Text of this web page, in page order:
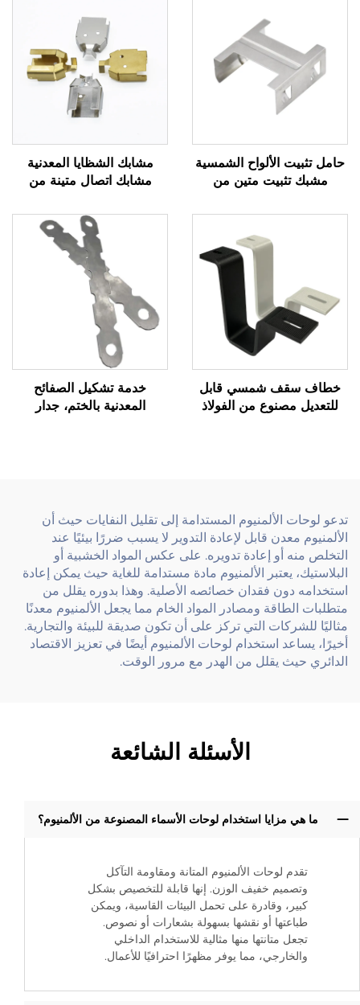
حامل تثبيت الألواح الشمسية
مشبك تثبيت متين من
الشمسية
مشابك الشظايا المعدنية
مشابك اتصال متينة من
الكهربائية
خطاف سقف شمسي قابل
للتعديل مصنوع من الفولاذ
خدمة تشكيل الصفائح
المعدنية بالختم، جدار
تدعو لوحات الألمنيوم المستدامة إلى تقليل النفايات حيث أن
الألمنيوم معدن قابل لإعادة التدوير لا يسبب ضررًا بيئيًا عند
التخلص منه أو إعادة تدويره. على عكس المواد الخشبية أو
البلاستيك، يعتبر الألمنيوم مادة مستدامة للغاية حيث يمكن إعادة
استخدامه دون فقدان خصائصه الأصلية. وهذا بدوره يقلل من
متطلبات الطاقة ومصادر المواد الخام مما يجعل الألمنيوم معدنًا
مثاليًا للشركات التي تركز على أن تكون صديقة للبيئة والتجارية.
أخيرًا، يساعد استخدام لوحات الألمنيوم أيضًا في تعزيز الاقتصاد
الدائري حيث يقلل من الهدر مع مرور الوقت.
الأسئلة الشائعة
ما هي مزايا استخدام لوحات الأسماء المصنوعة من الألمنيوم؟
تقدم لوحات الألمنيوم المتانة ومقاومة التآكل
وتصميم خفيف الوزن. إنها قابلة للتخصيص بشكل
كبير، وقادرة على تحمل البيئات القاسية، ويمكن
طباعتها أو نقشها بسهولة بشعارات أو نصوص.
تجعل متانتها منها مثالية للاستخدام الداخلي
والخارجي، مما يوفر مظهرًا احترافيًا للأعمال.